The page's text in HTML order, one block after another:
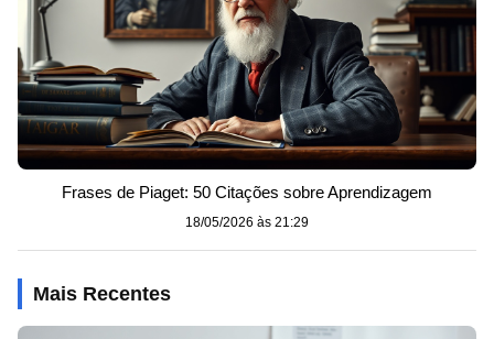
Frases de Piaget: 50 Citações sobre Aprendizagem
18/05/2026 às 21:29
Mais Recentes